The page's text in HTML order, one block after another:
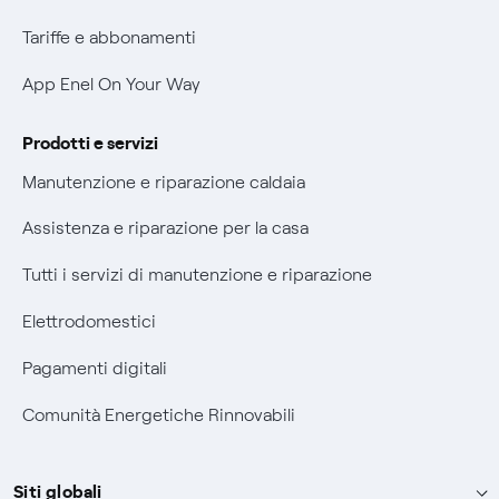
Verifica chi ti ha chiamato
Agevolazione utenti con disabilità per offerte Fibra
Tariffe e abbonamenti
App Enel On Your Way
Prodotti e servizi
Manutenzione e riparazione caldaia
Assistenza e riparazione per la casa
Tutti i servizi di manutenzione e riparazione
Elettrodomestici
Pagamenti digitali
Comunità Energetiche Rinnovabili
Siti globali